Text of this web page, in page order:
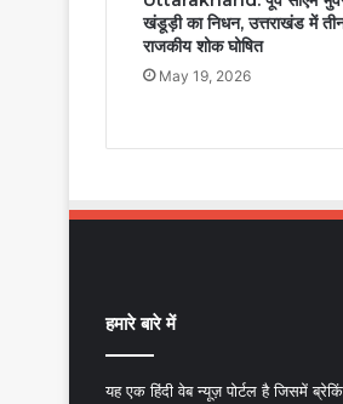
खंडूड़ी का निधन, उत्तराखंड में
राजकीय शोक घोषित
May 19, 2026
हमारे बारे में
यह एक हिंदी वेब न्यूज़ पोर्टल है जिसमें